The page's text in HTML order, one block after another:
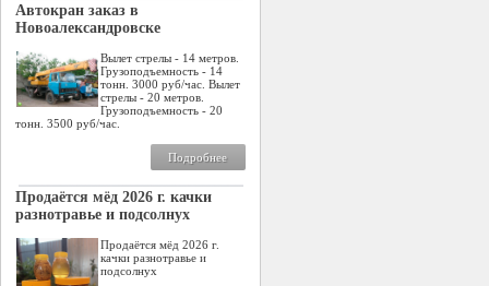
Автокран заказ в
Новоалександровске
Вылет стрелы - 14 метров.
Грузоподъемность - 14
тонн. 3000 руб/час. Вылет
стрелы - 20 метров.
Грузоподъемность - 20
тонн. 3500 руб/час.
Подробнее
Продаётся мёд 2026 г. качки
разнотравье и подсолнух
Продаётся мёд 2026 г.
качки разнотравье и
подсолнух